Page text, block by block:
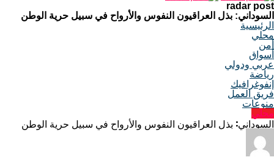
radar post
السوداني: بذل العراقيون النفوس والأرواح في سبيل حرية الوطن
الرئيسية
محلي
أمن
أسواق
عربي ودولي
رياضة
إنفوغرافيك
فريق العمل
منوعات
محلي
السوداني: بذل العراقيون النفوس والأرواح في سبيل حرية الوطن